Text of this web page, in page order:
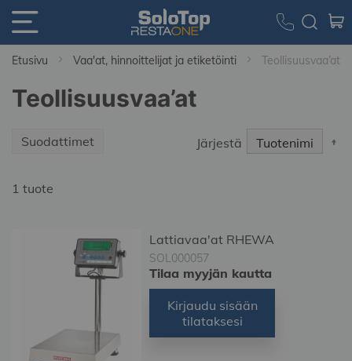
Etusivu Vaa'at, hinnoittelijat ja etiketöinti Teollisuusvaa’at
Teollisuusvaa’at
1 tuote
Järjestä
Lattiavaa'at RHEWA
SOL000057
Tilaa myyjän kautta
Kirjaudu sisään
tilataksesi
Suodattimet